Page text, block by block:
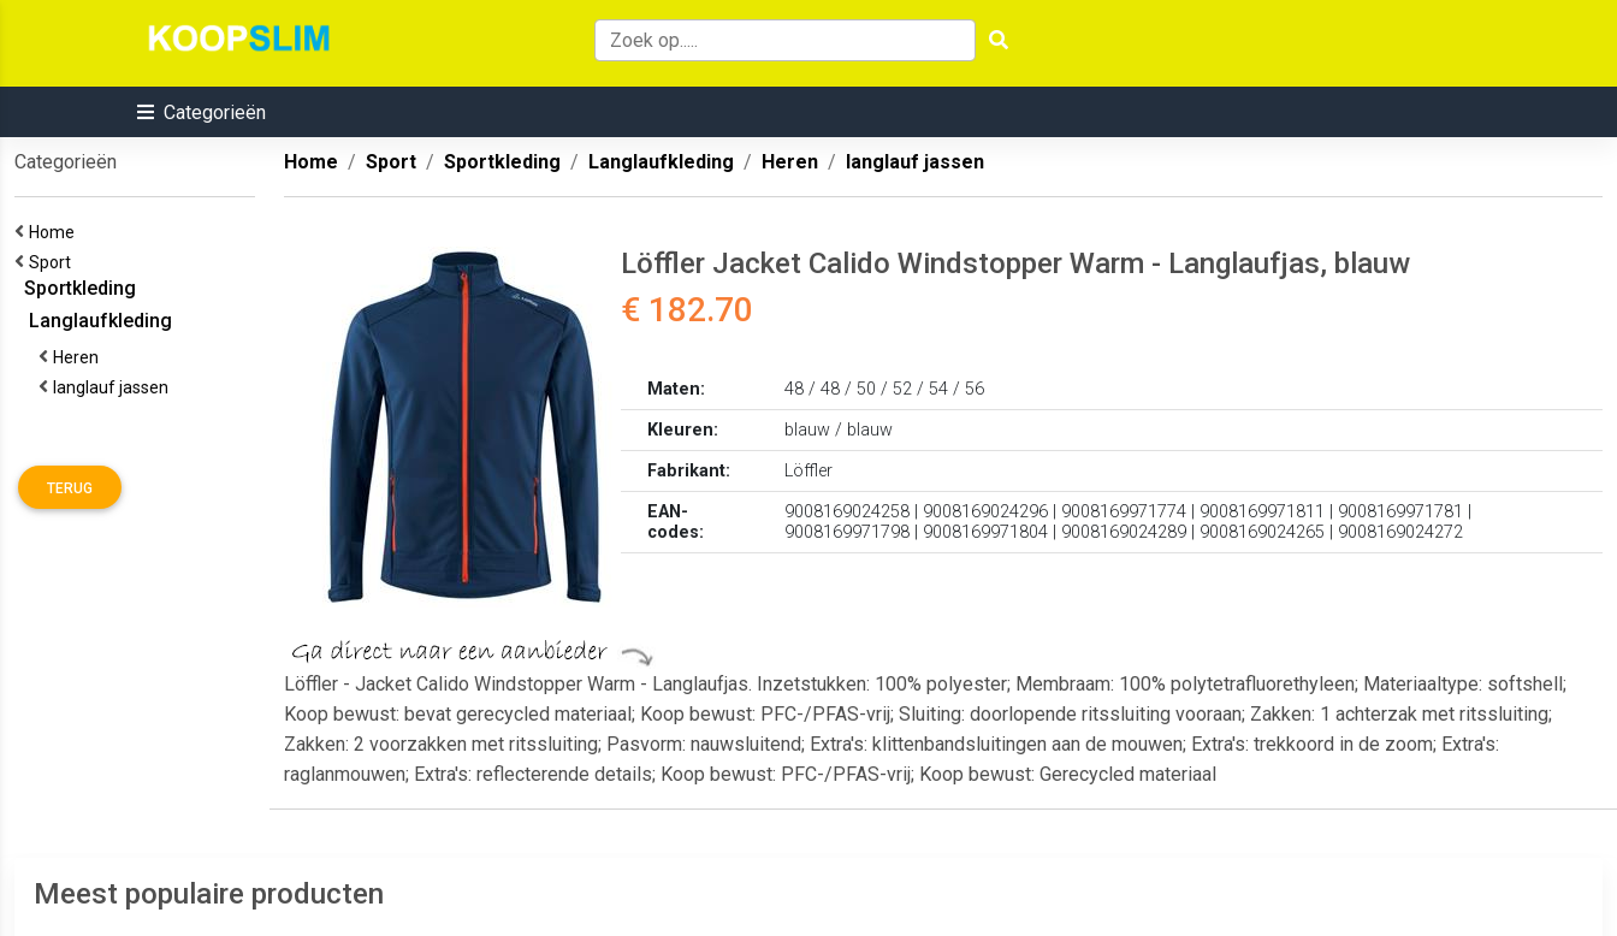
Categorieën
Categorieën
Home
Sport
Sportkleding
Langlaufkleding
Heren
langlauf jassen
TERUG
Home Sport Sportkleding Langlaufkleding Heren langlauf jassen
Löffler Jacket Calido Windstopper Warm - Langlaufjas, blauw
€ 182.70
Maten:
48 / 48 / 50 / 52 / 54 / 56
Kleuren:
blauw / blauw
Fabrikant:
Löffler
EAN-
codes:
9008169024258 | 9008169024296 | 9008169971774 | 9008169971811 | 9008169971781 |
9008169971798 | 9008169971804 | 9008169024289 | 9008169024265 | 9008169024272
Löffler - Jacket Calido Windstopper Warm - Langlaufjas. Inzetstukken: 100% polyester; Membraam: 100% polytetrafluorethyleen; Materiaaltype: softshell;
Koop bewust: bevat gerecycled materiaal; Koop bewust: PFC-/PFAS-vrij; Sluiting: doorlopende ritssluiting vooraan; Zakken: 1 achterzak met ritssluiting;
Zakken: 2 voorzakken met ritssluiting; Pasvorm: nauwsluitend; Extra's: klittenbandsluitingen aan de mouwen; Extra's: trekkoord in de zoom; Extra's:
raglanmouwen; Extra's: reflecterende details; Koop bewust: PFC-/PFAS-vrij; Koop bewust: Gerecycled materiaal
Meest populaire producten